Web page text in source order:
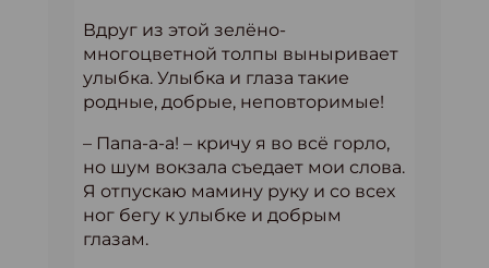
Вдруг из этой зелёно-
многоцветной толпы выныривает
улыбка. Улыбка и глаза такие
родные, добрые, неповторимые!
– Папа-а-а! – кричу я во всё горло,
но шум вокзала съедает мои слова.
Я отпускаю мамину руку и со всех
ног бегу к улыбке и добрым
глазам.